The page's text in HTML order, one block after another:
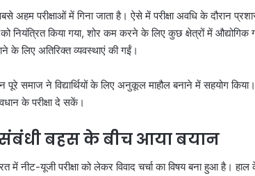
अहम परीक्षाओं में गिना जाता है। ऐसे में परीक्षा अवधि के दौरान
नियंत्रित किया गया, शोर कम करने के लिए कुछ क्षेत्रों में औद्योगिक
के लिए अतिरिक्त व्यवस्थाएं की गईं।
पूरे समाज ने विद्यार्थियों के लिए अनुकूल माहौल बनाने में सहयोग
के परीक्षा दे सकें।
संबंधी बहस के बीच आया बयान
नीट-यूजी परीक्षा को लेकर विवाद चर्चा का विषय बना हुआ है। हाल के